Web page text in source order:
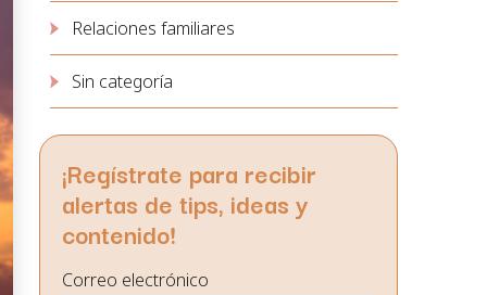
Relaciones familiares
Sin categoría
¡Regístrate para recibir
alertas de tips, ideas y
contenido!
Correo electrónico